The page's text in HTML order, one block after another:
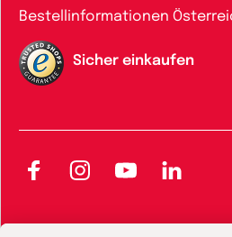
Bestellinformationen
Sicher einkaufen
FacebookInstagramYouTubeLinkedIn